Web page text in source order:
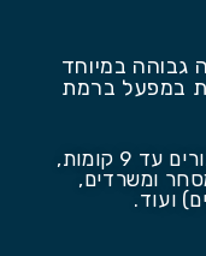
גבוהה במיוחד
במפעל ברמת
בתים צמודי קרקע, בנייה רוויה למגורים עד 9 קומות,
ומשרדים,
ועוד.